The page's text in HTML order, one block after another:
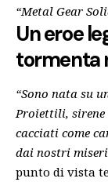
“Metal Gear
Un eroe
tormenta
“Sono nata su
Proiettili,
cacciati come
dai nostri
punto di vista